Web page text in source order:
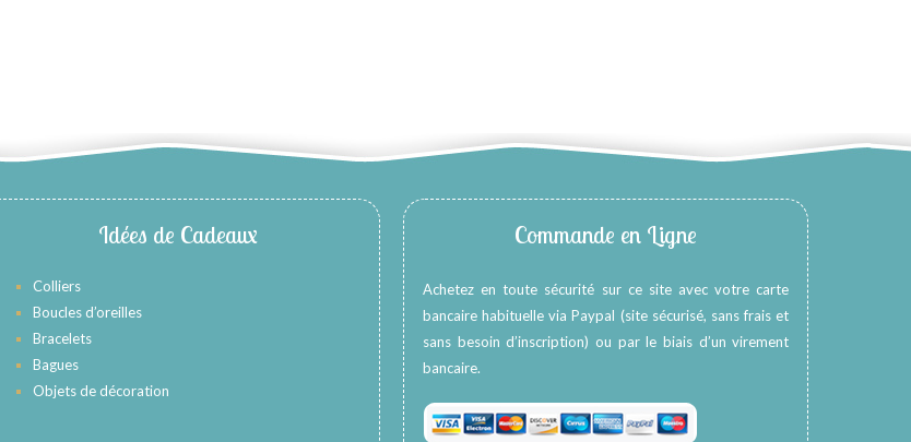
Idées de Cadeaux
Colliers
Boucles d’oreilles
Bracelets
Bagues
Objets de décoration
Commande en Ligne
Achetez en toute sécurité sur ce site avec votre carte
bancaire habituelle via Paypal (site sécurisé, sans frais et
sans besoin d’inscription) ou par le biais d’un virement
bancaire.